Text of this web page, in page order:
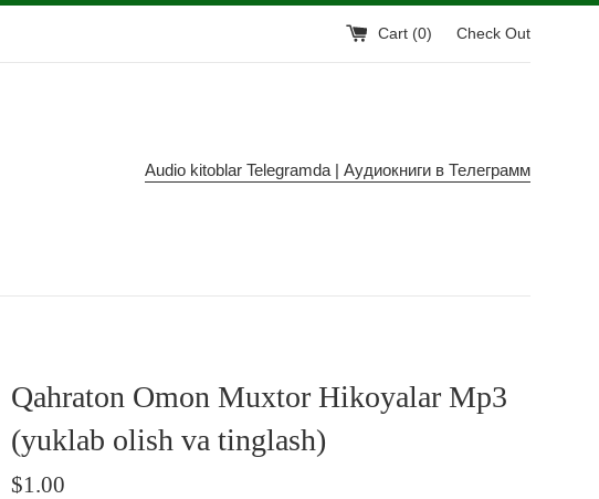
Cart (0) Check Out
Audio kitoblar Telegramda | Аудиокниги в Телеграмм
Qahraton Omon Muxtor Hikoyalar Mp3
(yuklab olish va tinglash)
Regular
$1.00